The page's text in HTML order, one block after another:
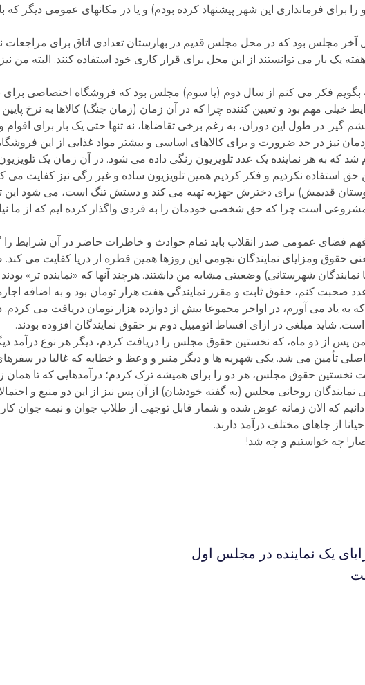
برای فرمانداری این شهر پیشنهاد کرده بودم) و یا در مکانهای عمومی دیگر که
مجلس بود که در محل مجلس قدیم در بهارستان تعدادی اتاق برای مراجعات
یک بار می توانستند از این محل برای قرار کاری خود استفاده کنند. البته من
بگویم فکر می کنم از سال دوم (یا سوم) مجلس بود که فروشگاه اختصاصی برای
خیلی مهم بود و تعیین کننده چرا که در آن زمان (زمان جنگ) کالاها به نرخ
گیر. در طول این دوران، به رغم برخی تقاضاها، نه تنها حتی یک بار برای
نیز در حد ضرورت و برای کالاهای اساسی و بیشتر مواد غذایی از این
شد که به هر نماینده یک عدد تلویزیون رنگی داده می شود. در آن زمان یک
حق استفاده نکردیم و فکر کردیم همین تلویزیون ساده و غیر رگی نیز کفایت
قدیمش) برای دخترش جهزیه تهیه می کند و دستش تنگ است، می شود این
است چرا که حق شخصی خودمان را به فردی واگذار کرده ایم که از ما
فضای عمومی صدر انقلاب باید تمام حوادث و خاطرات حاضر در آن شرایط را
حقوق ومزایای نمایندگان نجومی این روزها همین قطره ار دریا کفایت می کند.
شهرستانی) وضعیتی مشابه من داشتند. هرچند آنها که «نماینده تر»
صحبت کنم، حقوق ثابت و مقرر نمایندگی هفت هزار تومان بود و به اضافه
که به یاد می آورم، در اواخر مجموعا بیش از دوازده هزار تومان دریافت می کردم.
شاید مبلغی در ازای اقساط اتومبیل دوم بر حقوق نمایندگان افزوده بودند.
من پس از دو ماه، که نخستین حقوق مجلس را دریافت کردم، دیگر هر نوع درآمد
تأمین می شد. یکی شهریه ها و دیگر منبر و وعظ و خطابه که غالبا در
نخستین حقوق مجلس، هر دو را برای همیشه ترک کردم؛ درآمدهایی که تا همان
نمایندگان روحانی مجلس (به گفته خودشان) از آن پس نیز از این دو منبع و
که الان زمانه عوض شده و شمار قابل توجهی از طلاب جوان و نیمه جوان
از جاهای مختلف درآمد دارند.
چه خواستیم و چه شد!
یک نماینده در مجلس اول